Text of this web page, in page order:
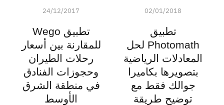
02/01/2018
تطبيق
Photomath لحل
المعادلات الرياضية
بتصويرها بكاميرا
جوالك فقط مع
توضيح طريقة
24/12/2017
تطبيق Wego
للمقارنة بين أسعار
رحلات الطيران
وحجوزات الفنادق
في منطقة الشرق
الأوسط